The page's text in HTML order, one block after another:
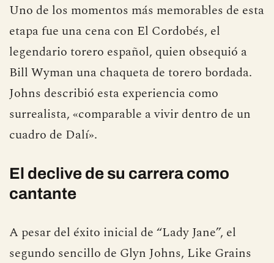
Uno de los momentos más memorables de esta
etapa fue una cena con El Cordobés, el
legendario torero español, quien obsequió a
Bill Wyman una chaqueta de torero bordada.
Johns describió esta experiencia como
surrealista, «comparable a vivir dentro de un
cuadro de Dalí».
El declive de su carrera como
cantante
A pesar del éxito inicial de “Lady Jane”, el
segundo sencillo de Glyn Johns, Like Grains